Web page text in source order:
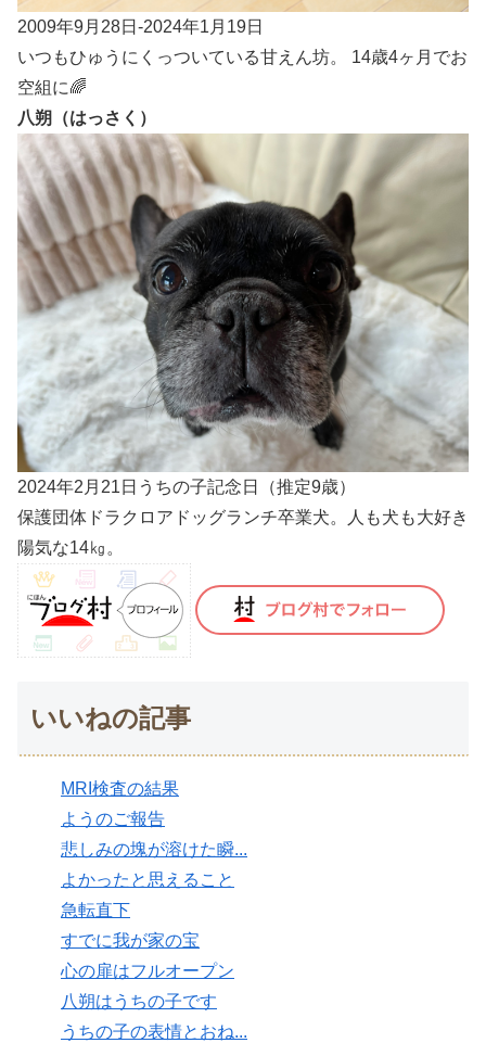
2009年9月28日-2024年1月19日
いつもひゅうにくっついている甘えん坊。 14歳4ヶ月でお
空組に🌈
八朔（はっさく）
2024年2月21日うちの子記念日（推定9歳）
保護団体ドラクロアドッグランチ卒業犬。人も犬も大好き
陽気な14㎏。
いいねの記事
MRI検査の結果
ようのご報告
悲しみの塊が溶けた瞬...
よかったと思えること
急転直下
すでに我が家の宝
心の扉はフルオープン
八朔はうちの子です
うちの子の表情とおね...